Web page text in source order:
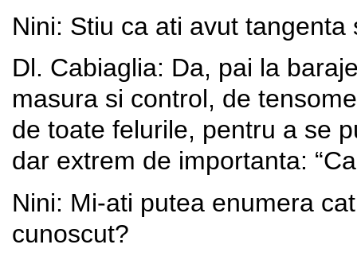
Nini: Stiu ca ati avut tangenta
Dl. Cabiaglia: Da, pai la
masura si control, de
de toate felurile, pentru a se
dar extrem de importanta:
Nini: Mi-ati putea enumera
cunoscut?